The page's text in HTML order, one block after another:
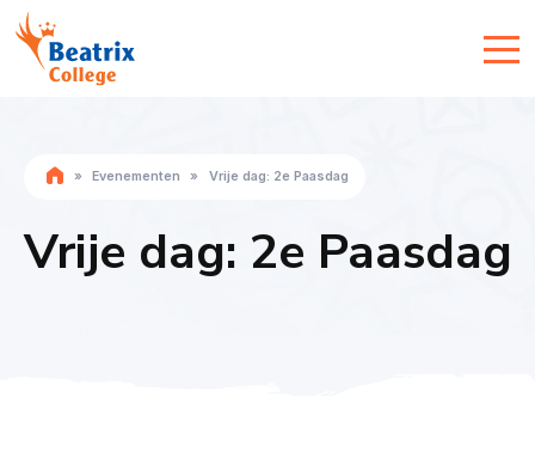
» Evenementen » Vrije dag: 2e Paasdag
Vrije dag: 2e Paasdag